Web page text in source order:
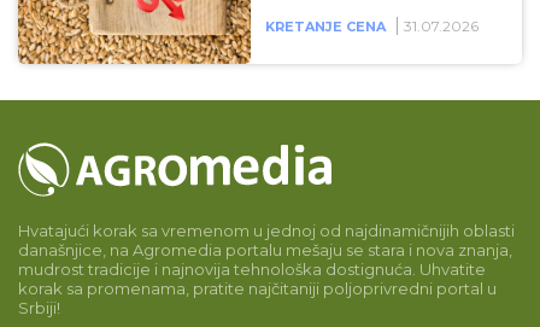
KRETANJE CENA 31.07.2026
Hvatajući korak sa vremenom u jednoj od najdinamičnijih oblasti
današnjice, na Agromedia portalu mešaju se stara i nova znanja,
mudrost tradicije i najnovija tehnološka dostignuća. Uhvatite
korak sa promenama, pratite najčitaniji poljoprivredni portal u
Srbiji!